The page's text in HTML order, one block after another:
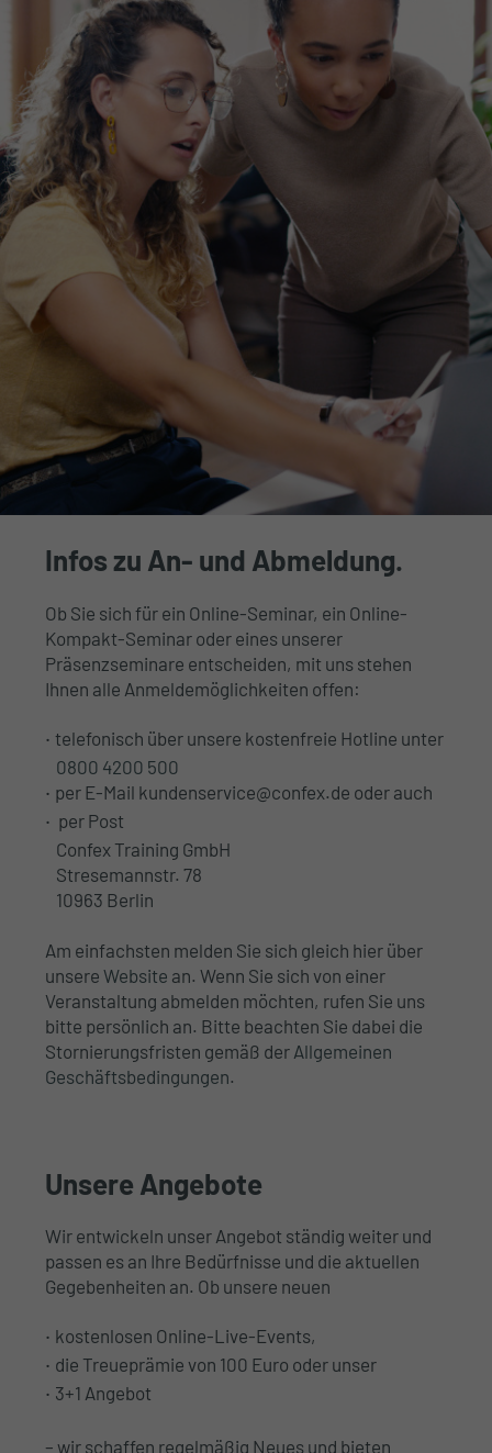
Infos zu An- und Abmeldung.
Ob Sie sich für ein Online-Seminar, ein Online-
Kompakt-Seminar oder eines unserer
Präsenzseminare entscheiden, mit uns stehen
Ihnen alle Anmeldemöglichkeiten offen:
telefonisch über unsere kostenfreie Hotline unter
0800 4200 500
per E-Mail kundenservice@confex.de oder auch
per Post
Confex Training GmbH
Stresemannstr. 78
10963 Berlin
Am einfachsten melden Sie sich gleich hier über
unsereWebsite an. Wenn Sie sich von einer
Veranstaltung abmelden möchten, rufen Sie uns
bitte persönlich an. Bitte beachten Sie dabei die
Stornierungsfristen gemäß der Allgemeinen
Geschäftsbedingungen.
Unsere Angebote
Wir entwickeln unser Angebot ständig weiter und
passen es an Ihre Bedürfnisse und die aktuellen
Gegebenheiten an. Ob unsere neuen
kostenlosen Online-Live-Events,
die Treueprämie von 100 Euro oder unser
3+1 Angebot
– wir schaffen regelmäßig Neues und bieten